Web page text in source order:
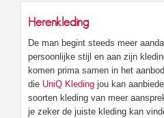
Herenkleding
De man begint steeds meer
persoonlijke stijl en aan zijn
komen prima samen in het
die UniQ Kleding jou kan
soorten kleding van meer
je zeker de juiste kleding kan